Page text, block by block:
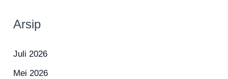
Arsip
Juli 2026
Mei 2026